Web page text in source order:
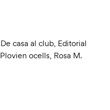
De casa al club, Editorial
Plovien ocells, Rosa M.